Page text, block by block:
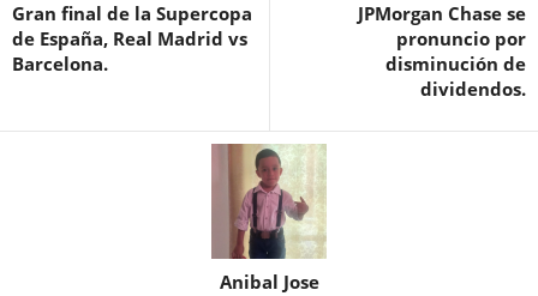
Gran final de la Supercopa
de España, Real Madrid vs
Barcelona.
JPMorgan Chase se
pronuncio por
disminución de
dividendos.
Anibal Jose